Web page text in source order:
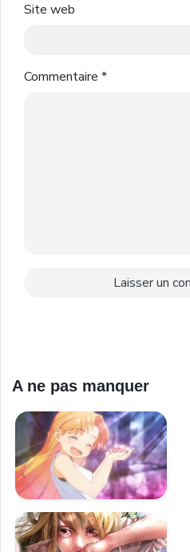
Site web
Commentaire *
A ne pas manquer